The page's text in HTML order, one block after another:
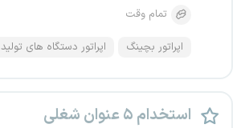
تمام وقت
اپراتور بچینگ اپراتور دستگاه های
استخدام ۵ عنوان شغلی